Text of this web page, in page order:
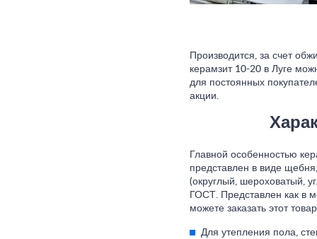
Производится, за счет
керамзит 10-20 в Луге
для постоянных
акции.
Главной особенностью
представлен в виде
(округлый, шероховатый,
ГОСТ. Представлен как в
можете заказать этот
Для утепления пола,